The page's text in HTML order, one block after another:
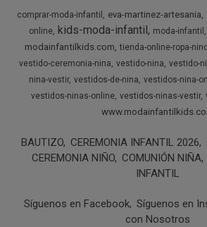
comprar-moda-infantil eva-martinez-artesania
online kids-moda-infantil moda-infantil
modainfantilkids.com tienda-online-ropa-
vestido-ceremonia-nina vestido-nina vestido-
nina-vestir vestidos-de-nina vestidos-nina-
vestidos-ninas-online vestidos-ninas-vestir
BAUTIZO CEREMONIA INFANTIL 2026
CEREMONIA NIÑO COMUNIÓN NIÑA
INFANTIL
Síguenos en Facebook Síguenos en
con Nosotros